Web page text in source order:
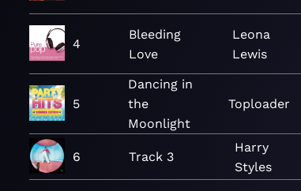
4
Bleeding
Love
Leona
Lewis
5
Dancing in
the
Moonlight
Toploader
6 Track 3
Harry
Styles